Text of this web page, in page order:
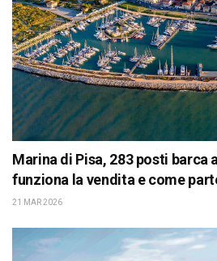
Marina di Pisa, 283 posti barca
funziona la vendita e come
21 MAR 2026